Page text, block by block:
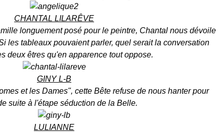
CHANTAL LILARÊVE
longuement posé pour le peintre, Chantal nous dévoile
les tableaux pouvaient parler, quel serait la conversation
deux êtres qu'en apparence tout oppose.
GINY L-B
et les Dames", cette Bête refuse de nous hanter pour
suite à l'étape séduction de la Belle.
LULIANNE